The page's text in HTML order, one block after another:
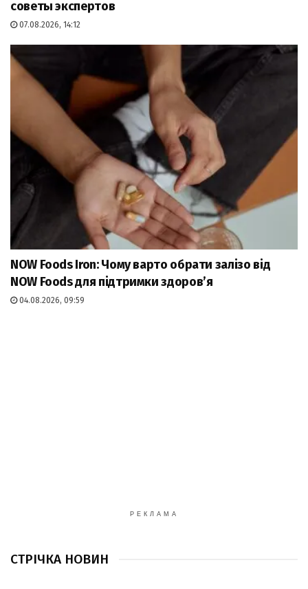
советы экспертов
07.08.2026, 14:12
NOW Foods Iron: Чому варто обрати залізо від
NOW Foods для підтримки здоров’я
04.08.2026, 09:59
РЕКЛАМА
СТРІЧКА НОВИН